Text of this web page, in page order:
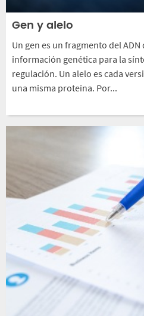
Gen y alelo
Un gen es un fragmento del ADN
información genética para la
regulación. Un alelo es cada
una misma proteína. Por...